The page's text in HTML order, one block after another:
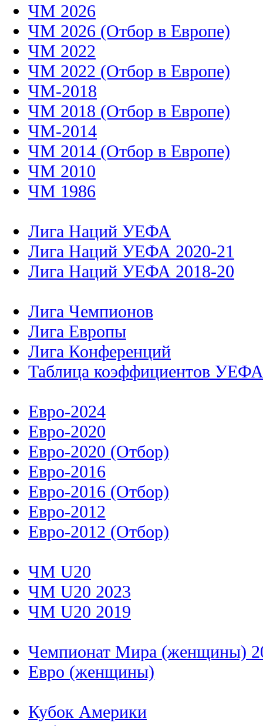
ЧМ 2026
ЧМ 2026 (Отбор в Европе)
ЧМ 2022
ЧМ 2022 (Отбор в Европе)
ЧМ-2018
ЧМ 2018 (Отбор в Европе)
ЧМ-2014
ЧМ 2014 (Отбор в Европе)
ЧМ 2010
ЧМ 1986
Лига Наций УЕФА
Лига Наций УЕФА 2020-21
Лига Наций УЕФА 2018-20
Лига Чемпионов
Лига Европы
Лига Конференций
Таблица коэффициентов УЕФА
Евро-2024
Евро-2020
Евро-2020 (Отбор)
Евро-2016
Евро-2016 (Отбор)
Евро-2012
Евро-2012 (Отбор)
ЧМ U20
ЧМ U20 2023
ЧМ U20 2019
Чемпионат Мира (женщины)
Евро (женщины)
Кубок Америки